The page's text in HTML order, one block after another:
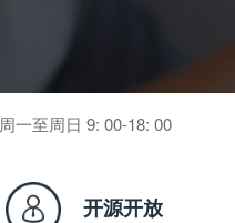
周一至周日 9: 00-18: 00
开源开放